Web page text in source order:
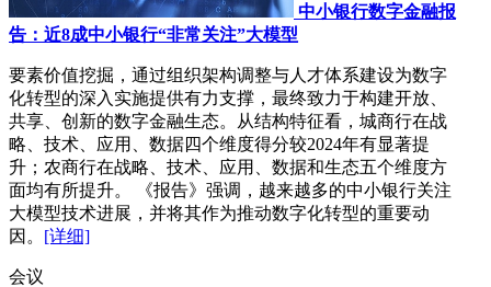
中小银行数字金融报
告：近8成中小银行“非常关注”大模型
要素价值挖掘，通过组织架构调整与人才体系建设为数字
化转型的深入实施提供有力支撑，最终致力于构建开放、
共享、创新的数字金融生态。从结构特征看，城商行在战
略、技术、应用、数据四个维度得分较2024年有显著提
升；农商行在战略、技术、应用、数据和生态五个维度方
面均有所提升。 《报告》强调，越来越多的中小银行关注
大模型技术进展，并将其作为推动数字化转型的重要动
因。 [详细]
会议